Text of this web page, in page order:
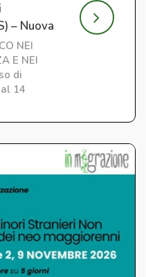
– Nuova
NEI
E NEI
di
14